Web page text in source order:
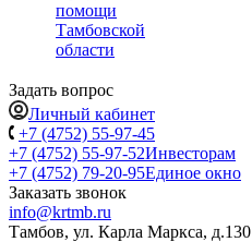
помощи
Тамбовской
области
Задать вопрос
Личный кабинет
+7 (4752) 55-97-45
+7 (4752) 55-97-52Инвесторам
+7 (4752) 79-20-95Единое окно
Заказать звонок
info@krtmb.ru
Тамбов, ул. Карла Маркса, д.130